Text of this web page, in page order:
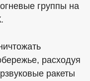
группы на
расходуя
ракеты